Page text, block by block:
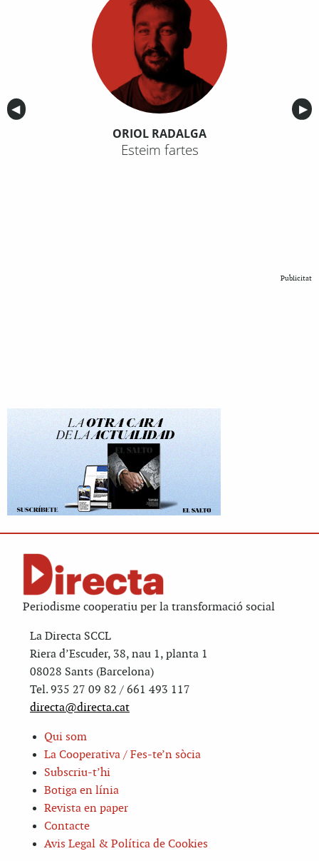
Anterior
◀︎ ▶︎
ORIOL RADALGA
Esteim fartes
Publicitat
Periodisme cooperatiu per la transformació social
La Directa SCCL
Riera d’Escuder, 38, nau 1, planta 1
08028 Sants (Barcelona)
Tel. 935 27 09 82 / 661 493 117
directa@directa.cat
Qui som
La Cooperativa / Fes-te’n sòcia
Subscriu-t’hi
Botiga en línia
Revista en paper
Contacte
Avis Legal & Política de Cookies